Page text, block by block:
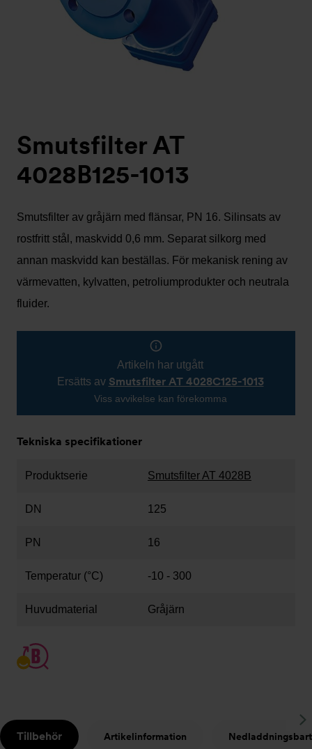
Smutsfilter AT
4028B125-1013
Smutsfilter av gråjärn med flänsar, PN 16. Silinsats av
rostfritt stål, maskvidd 0,6 mm. Separat silkorg med
annan maskvidd kan beställas. För mekanisk rening av
värmevatten, kylvatten, petroliumprodukter och neutrala
fluider.
Artikeln har utgått
Ersätts av Smutsfilter AT 4028C125-1013
Viss avvikelse kan förekomma
Tekniska specifikationer
Produktserie Smutsfilter AT 4028B
DN 125
PN 16
Temperatur (°C) -10 - 300
Huvudmaterial Gråjärn
Tillbehör Artikelinformation Nedladdningsbart